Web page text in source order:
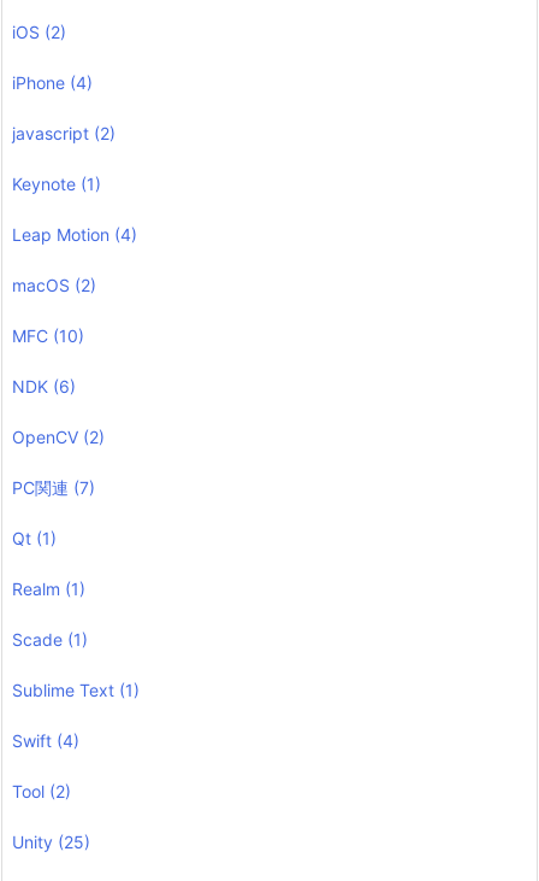
iOS (2)
iPhone (4)
javascript (2)
Keynote (1)
Leap Motion (4)
macOS (2)
MFC (10)
NDK (6)
OpenCV (2)
PC関連 (7)
Qt (1)
Realm (1)
Scade (1)
Sublime Text (1)
Swift (4)
Tool (2)
Unity (25)